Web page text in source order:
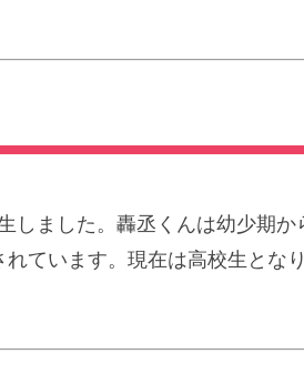
しました。轟丞くんは幼少期か
ています。現在は高校生とな